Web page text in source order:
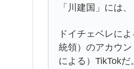
「川建国」には
ドイチェベレに
統領）のアカウ
による）TikTok